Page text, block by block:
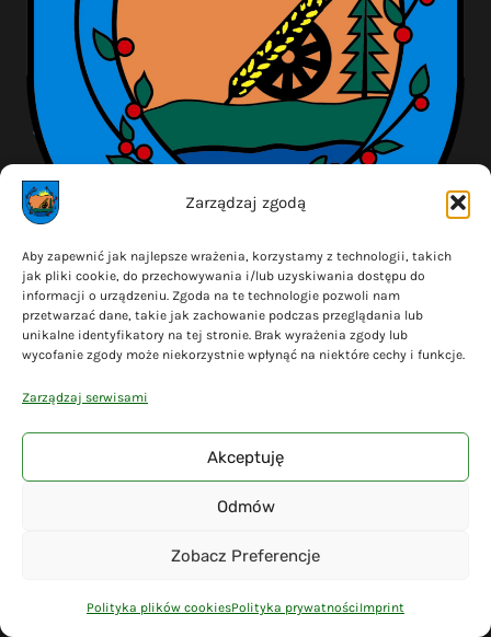
Zarządzaj zgodą
Aby zapewnić jak najlepsze wrażenia, korzystamy z technologii, takich
jak pliki cookie, do przechowywania i/lub uzyskiwania dostępu do
informacji o urządzeniu. Zgoda na te technologie pozwoli nam
przetwarzać dane, takie jak zachowanie podczas przeglądania lub
unikalne identyfikatory na tej stronie. Brak wyrażenia zgody lub
wycofanie zgody może niekorzystnie wpłynąć na niektóre cechy i funkcje.
Zarządzaj serwisami
Akceptuję
Odmów
Zobacz Preferencje
Polityka plików cookiesPolityka prywatnościImprint
Dane adresowe
Urząd Gminy Liniewo
ul. Dworcowa 3
Dane kontaktowe